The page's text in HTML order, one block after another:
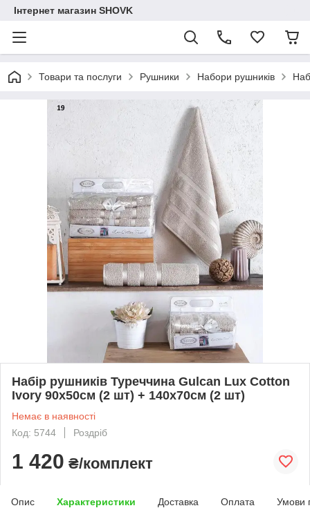
Інтернет магазин SHOVK
Товари та послуги Рушники Набори рушників
Набір рушників Туреччина Gulcan Lux Cotton
Ivory 90х50см (2 шт) + 140х70см (2 шт)
Немає в наявності
Код: 5744
Роздріб
1 420 ₴/комплект
Опис Характеристики Доставка Оплата Умови